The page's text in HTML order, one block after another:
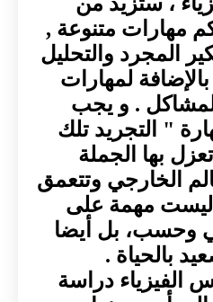
مهارات متنوعة ,
المجرد والتحليل
بالإضافة لمهارات
. و يجب
" التجريد تلك
بها الجملة
الخارجي وتتعمق
ليست مهمة على
وحسب، بل أيضا
بالحياة .
الفيزياء دراسة